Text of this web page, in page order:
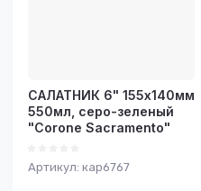
САЛАТНИК 6" 155х140мм
550мл, серо-зеленый
"Corone Sacramento"
Артикул: кар6767